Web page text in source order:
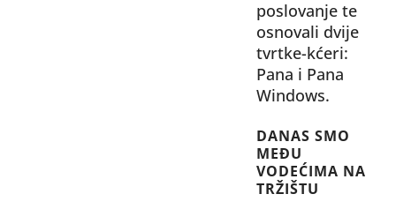
poslovanje te
osnovali dvije
tvrtke-kćeri:
Pana i Pana
Windows.
DANAS SMO
MEĐU
VODEĆIMA NA
TRŽIŠTU